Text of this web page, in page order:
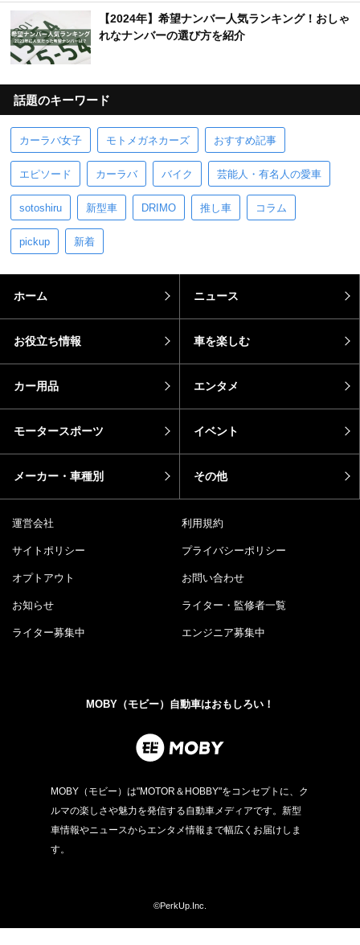
【2024年】希望ナンバー人気ランキング！おしゃ
れなナンバーの選び方を紹介
話題のキーワード
カーラバ女子 モトメガネカーズ おすすめ記事
エピソード カーラバ バイク 芸能人・有名人の愛車
sotoshiru 新型車 DRIMO 推し車 コラム
pickup 新着
ホーム ニュース
お役立ち情報 車を楽しむ
カー用品 エンタメ
モータースポーツ イベント
メーカー・車種別 その他
運営会社 利用規約
サイトポリシー プライバシーポリシー
オプトアウト お問い合わせ
お知らせ ライター・監修者一覧
ライター募集中 エンジニア募集中
MOBY（モビー）自動車はおもしろい！
MOBY（モビー）は"MOTOR＆HOBBY"をコンセプトに、ク
ルマの楽しさや魅力を発信する自動車メディアです。新型
車情報やニュースからエンタメ情報まで幅広くお届けしま
す。
©PerkUp.Inc.